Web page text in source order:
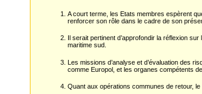
A court terme, les Etats membres espèrent
renforcer son rôle dans le cadre de son
Il serait pertinent d’approfondir la réflexion
maritime sud.
Les missions d’analyse et d’évaluation des
comme Europol, et les organes compétents
Quant aux opérations communes de retour,